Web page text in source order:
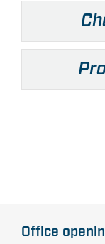
Office